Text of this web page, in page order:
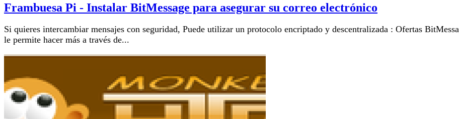
Frambuesa Pi - Instalar BitMessage para asegurar su correo electrónico
Si quieres intercambiar mensajes con seguridad, Puede utilizar un protocolo encriptado y descentralizada : Ofertas
le permite hacer más a través de...